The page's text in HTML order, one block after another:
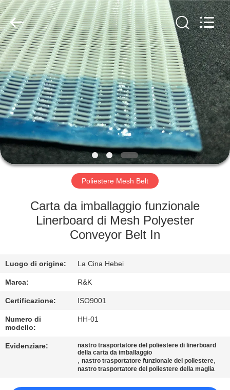
CASA
PRODOTTI
CIRCA
NOI
GIRO
FABBRICA
CONTROLLO
QUALITÀ
CONTATTICI
NOTIZIE
2026
Hebei
Reking
Wire
Mesh
Co.,Ltd.
All
Rights
Reserved.
Poliestere Mesh Belt
Carta da imballaggio funzionale
Linerboard di Mesh Polyester
Conveyor Belt In
Luogo di origine: La Cina Hebei
Marca: R&K
Certificazione: ISO9001
Numero di
modello:
HH-01
Evidenziare:
nastro trasportatore del poliestere di linerboard
della carta da imballaggio
,nastro trasportatore funzionale del poliestere,
nastro trasportatore del poliestere della maglia